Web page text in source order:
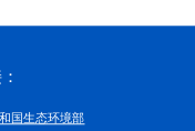
国生态环境部